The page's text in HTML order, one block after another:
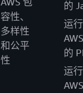
容性、
多样性
和公平
性
的
运
的
运